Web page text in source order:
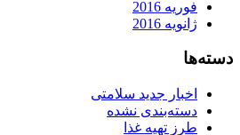
فوریه 2016
ژانویه 2016
دسته‌ها
اخبار جدید سلامتی
دسته‌بندی نشده
طرز تهیه غذا